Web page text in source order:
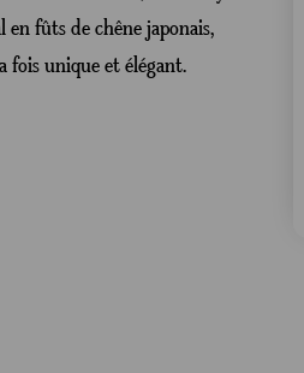
en fûts de chêne japonais,
fois unique et élégant.